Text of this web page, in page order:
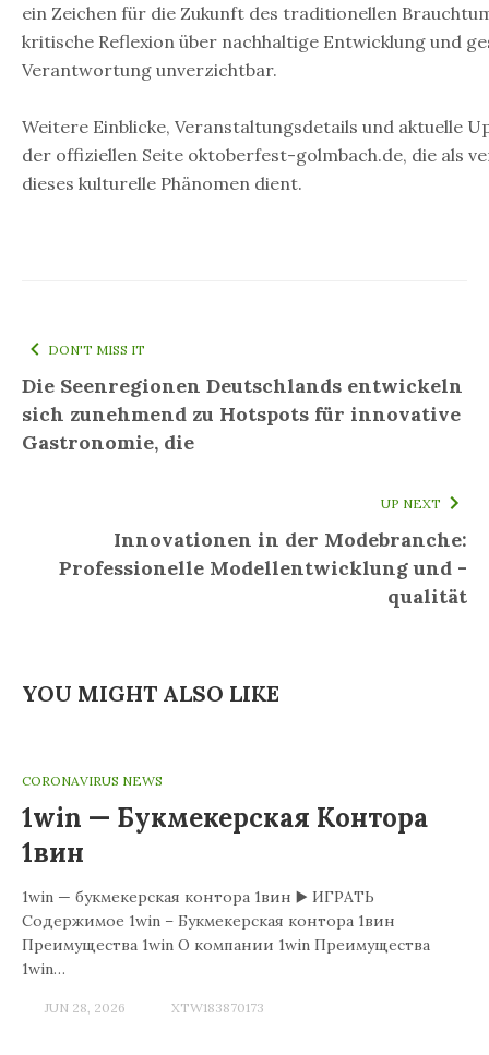
ein Zeichen für die Zukunft des traditionellen
kritische Reflexion über nachhaltige Entwicklung und
Verantwortung unverzichtbar.
Weitere Einblicke, Veranstaltungsdetails und aktuelle
der offiziellen Seite oktoberfest-golmbach.de, die als
dieses kulturelle Phänomen dient.
DON'T MISS IT
Die Seenregionen Deutschlands entwickeln
sich zunehmend zu Hotspots für innovative
Gastronomie, die
UP NEXT
Innovationen in der Modebranche:
Professionelle Modellentwicklung und -
qualität
YOU MIGHT ALSO LIKE
CORONAVIRUS NEWS
1win — Букмекерская Контора
1вин
1win — букмекерская контора 1вин ▶️ ИГРАТЬ
Содержимое 1win – Букмекерская контора 1вин
Преимущества 1win О компании 1win Преимущества
1win…
JUN 28, 2026 XTW183870173